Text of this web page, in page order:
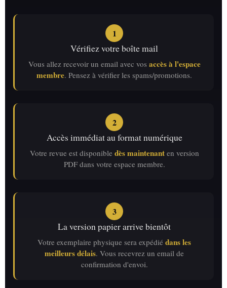
1
Vérifiez votre boîte mail
Vous allez recevoir un email avec vos accès à l'espace
membre. Pensez à vérifier les spams/promotions.
2
Accès immédiat au format numérique
Votre revue est disponible dès maintenanten version
PDF dans votre espace membre.
3
La version papier arrive bientôt
Votre exemplaire physique sera expédié dans les
meilleurs délais. Vous recevrez un email de
confirmation d'envoi.